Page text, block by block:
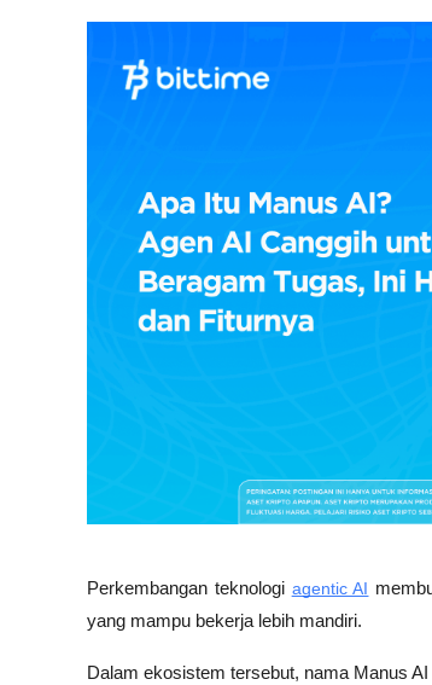
Perkembangan teknologi agentic AI
yang mampu bekerja lebih mandiri.
Dalam ekosistem tersebut, nama Manus